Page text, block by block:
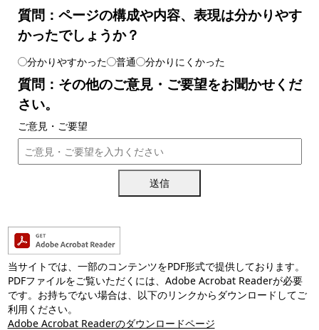
質問：ページの構成や内容、表現は分かりやす
かったでしょうか？
分かりやすかった 普通 分かりにくかった
質問：その他のご意見・ご要望をお聞かせくだ
さい。
ご意見・ご要望
送信
当サイトでは、一部のコンテンツをPDF形式で提供しております。
PDFファイルをご覧いただくには、Adobe Acrobat Readerが必要
です。お持ちでない場合は、以下のリンクからダウンロードしてご
利用ください。
Adobe Acrobat Readerのダウンロードページ